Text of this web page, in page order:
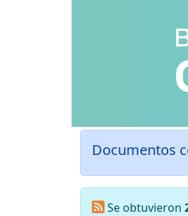
Documentos
Se obtuvieron